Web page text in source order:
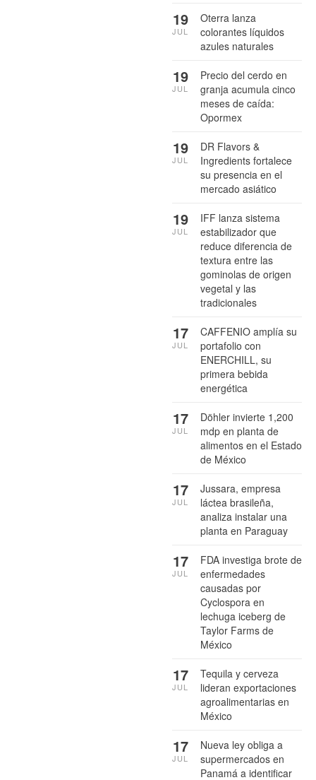
Oterra lanza
colorantes líquidos
azules naturales
19
JUL
Precio del cerdo en
granja acumula cinco
meses de caída:
Opormex
19
JUL
DR Flavors &
Ingredients fortalece
su presencia en el
mercado asiático
19
JUL
IFF lanza sistema
estabilizador que
reduce diferencia de
textura entre las
gominolas de origen
vegetal y las
tradicionales
19
JUL
CAFFENIO amplía su
portafolio con
ENERCHILL, su
primera bebida
energética
17
JUL
Döhler invierte 1,200
mdp en planta de
alimentos en el Estado
de México
17
JUL
Jussara, empresa
láctea brasileña,
analiza instalar una
planta en Paraguay
17
JUL
FDA investiga brote de
enfermedades
causadas por
Cyclospora en
lechuga iceberg de
Taylor Farms de
México
17
JUL
Tequila y cerveza
lideran exportaciones
agroalimentarias en
México
17
JUL
Nueva ley obliga a
supermercados en
Panamá a identificar
17
JUL